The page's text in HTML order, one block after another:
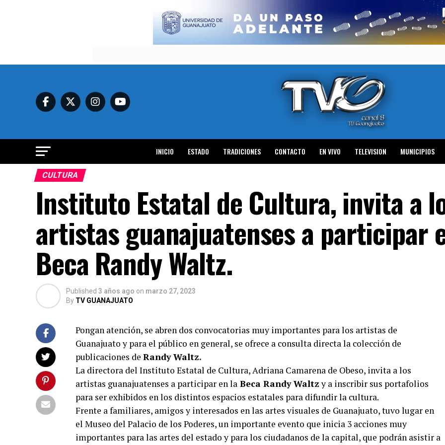
INICIO ESTADO TRADICIONES CONTACTO EN VIVO TELEVISION MUNICIPIOS
CULTURA
Instituto Estatal de Cultura, invita a
artistas guanajuatenses a participar
Beca Randy Waltz.
Published 3 años ago on marzo 27, 2023
By TV GUANAJUATO
Pongan atención, se abren dos convocatorias muy importantes para los artistas de
Guanajuato y para el público en general, se ofrece a consulta directa la colección de
publicaciones de Randy Waltz.
La directora del Instituto Estatal de Cultura, Adriana Camarena de Obeso, invita a los
artistas guanajuatenses a participar en la Beca Randy Waltzy a inscribir sus portafolios
para ser exhibidos en los distintos espacios estatales para difundir la cultura.
Frente a familiares, amigos y interesados en las artes visuales de Guanajuato, tuvo lugar en
el Museo del Palacio de los Poderes, un importante evento que inicia 3 acciones muy
importantes para las artes del estado y para los ciudadanos de la capital, que podrán asistir a